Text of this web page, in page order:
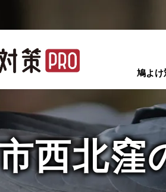
鳩よけ
西北窪